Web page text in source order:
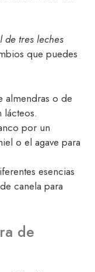
de tres leches
que puedes
almendras o de
lácteos.
por un
o el agave para
esencias
canela para
de